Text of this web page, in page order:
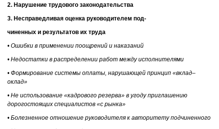
2. Нарушение трудового законодательства
3. Несправедливая оценка руководителем под-
чиненных и результатов их труда
• Ошибки в применении поощрений и наказаний
• Недостатки в распределении работ между исполнителями
• Формирование системы оплаты, нарушающей принцип «вклад–
оклад»
• Не использование «кадрового резерва» в угоду приглашению
дорогостоящих специалистов «с рынка»
• Болезненное отношение руководителя к авторитету подчиненного